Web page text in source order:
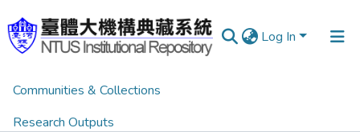
Log In
Communities & Collections
Research Outputs
Home 體育新聞剪報